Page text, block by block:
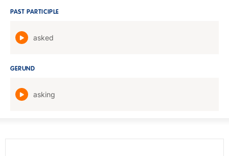
PAST PARTICIPLE
asked
GERUND
asking